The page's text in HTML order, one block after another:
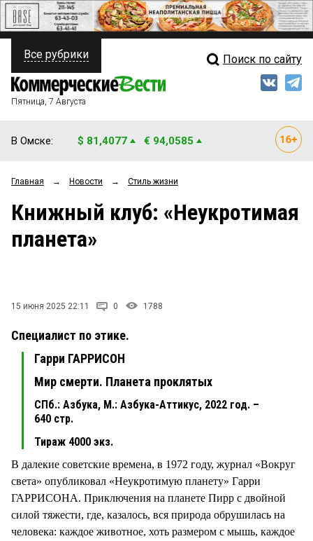
ПОЛИТИКА
ФИНАНСЫ
ОБЩЕСТВО
ЗАКОН
НОВОСТИ КОМПАНИЙ
Свежий выпуск
Рейтинги
Все рубрики Поиск по сайту
Пятница, 7 Августа
В Омске: $ 81,4077 € 94,0585
Главная → Новости → Стиль жизни
Книжный клуб: «Неукротимая
планета»
15 июня 2025 22:11 0 1788
Специалист по этике.
Гарри ГАРРИСОН
Мир смерти. Планета проклятых
СПб.: Азбука, М.: Азбука-Аттикус, 2022 год. –
640 стр.
Тираж 4000 экз.
В далекие советские времена, в 1972 году, журнал «Вокруг
света» опубликовал «Неукротимую планету» Гарри
ГАРРИСОНА. Приключения на планете Пирр с двойной
силой тяжести, где, казалось, вся природа обрушилась на
человека: каждое животное, хоть размером с мышь, каждое